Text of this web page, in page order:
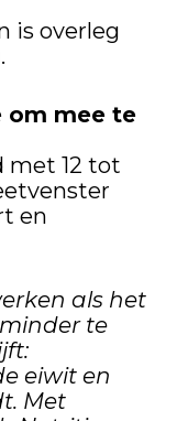
is overleg
om mee te
met 12 tot
en
als het
te
eiwit en
Met